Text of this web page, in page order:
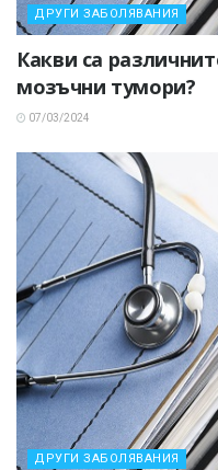
ДРУГИ ЗАБОЛЯВАНИЯ
Какви са
мозъчни тумори?
07/03/2024
ДРУГИ ЗАБОЛЯВАНИЯ